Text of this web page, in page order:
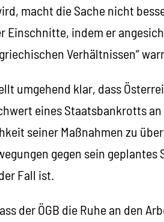
macht die Sache nicht
Einschnitte, indem er
Verhältnissen“
umgehend klar, dass
eines Staatsbankrotts
seiner Maßnahmen zu
gegen sein geplantes
Fall ist.
der ÖGB die Ruhe an den